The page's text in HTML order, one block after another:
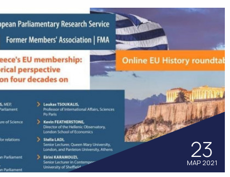
23
ΜΑΡ 2021